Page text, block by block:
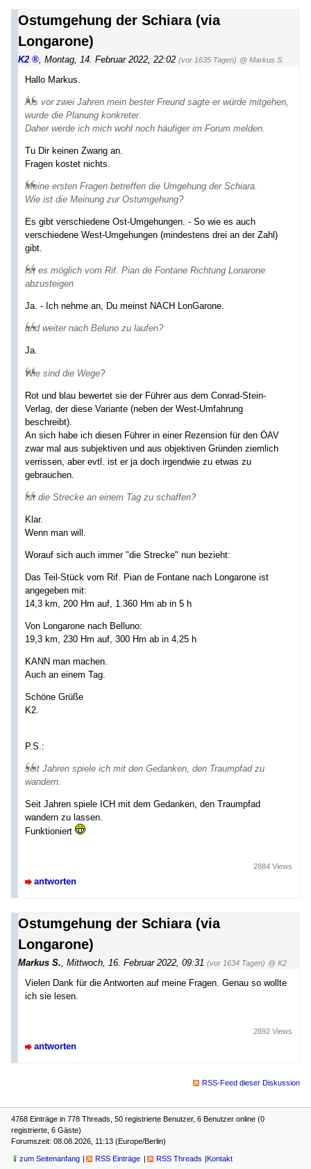
Ostumgehung der Schiara (via
Longarone)
K2 Montag, 14. Februar 2022, 22:02 (vor 1635 Tagen) @ Markus S.
Hallo Markus.
Als vor zwei Jahren mein bester Freund sagte er würde mitgehen,
wurde die Planung konkreter.
Daher werde ich mich wohl noch häufiger im Forum melden.
Tu Dir keinen Zwang an.
Fragen kostet nichts.
Meine ersten Fragen betreffen die Umgehung der Schiara.
Wie ist die Meinung zur Ostumgehung?
Es gibt verschiedene Ost-Umgehungen. - So wie es auch
verschiedene West-Umgehungen (mindestens drei an der Zahl)
gibt.
Ist es möglich vom Rif. Pian de Fontane Richtung Lonarone
abzusteigen
Ja. - Ich nehme an, Du meinst NACH LonGarone.
und weiter nach Beluno zu laufen?
Ja.
Wie sind die Wege?
Rot und blau bewertet sie der Führer aus dem Conrad-Stein-
Verlag, der diese Variante (neben der West-Umfahrung
beschreibt).
An sich habe ich diesen Führer in einer Rezension für den ÖAV
zwar mal aus subjektiven und aus objektiven Gründen ziemlich
verrissen, aber evtl. ist er ja doch irgendwie zu etwas zu
gebrauchen.
Ist die Strecke an einem Tag zu schaffen?
Klar.
Wenn man will.
Worauf sich auch immer "die Strecke" nun bezieht:
Das Teil-Stück vom Rif. Pian de Fontane nach Longarone ist
angegeben mit:
14,3 km, 200 Hm auf, 1.360 Hm ab in 5 h
Von Longarone nach Belluno:
19,3 km, 230 Hm auf, 300 Hm ab in 4,25 h
KANN man machen.
Auch an einem Tag.
Schöne Grüße
K2.
P.S.:
seit Jahren spiele ich mit den Gedanken, den Traumpfad zu
wandern.
Seit Jahren spiele ICH mit dem Gedanken, den Traumpfad
wandern zu lassen.
Funktioniert
antworten
2884 Views
Ostumgehung der Schiara (via
Longarone)
Markus S. Mittwoch, 16. Februar 2022, 09:31 (vor 1634 Tagen) @ K2
Vielen Dank für die Antworten auf meine Fragen. Genau so wollte
ich sie lesen.
antworten
2892 Views
RSS-Feed dieser Diskussion
4768 Einträge in 778 Threads, 50 registrierte Benutzer, 6 Benutzer online (0
registrierte, 6 Gäste)
Forumszeit: 08.08.2026, 11:13 (Europe/Berlin)
zum Seitenanfang RSS Einträge RSS Threads Kontakt